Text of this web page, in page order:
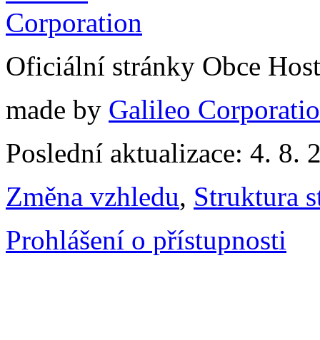
Oficiální stránky Obce
made by Galileo
Poslední aktualizace: 4. 8.
Změna vzhledu, Struktura
Prohlášení o přístupnosti